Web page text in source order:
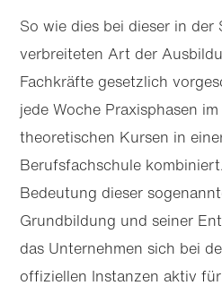
So wie dies bei dieser in der
verbreiteten Art der
Fachkräfte gesetzlich
jede Woche Praxisphasen
theoretischen Kursen in
Berufsfachschule
Bedeutung dieser
Grundbildung und seiner
das Unternehmen sich bei
offiziellen Instanzen aktiv